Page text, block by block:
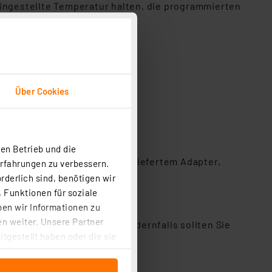
Über Cookies
Betrieb und die
zu verbessern.
sind, benötigen wir
Funktionen für soziale
wir Informationen zu
weiter. Unsere Partner
haben oder die sie
Temperatur halten, die programmierten
Schaltzyklen
für öffentliche Räume)
und Danfoss RA mit mitgeliefertem Adapter,
besitzt. Andernfalls sollten Sie